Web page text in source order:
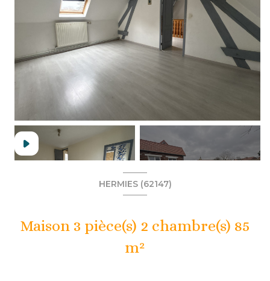
HERMIES (62147)
Maison 3 pièce(s) 2 chambre(s) 85
m²